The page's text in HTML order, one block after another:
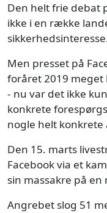
Den helt frie debat
ikke i en række
Men presset på
foråret 2019
- nu var det ikke
konkrete
nogle helt konkrete
Den 15. marts
Facebook via et
sin massakre på en
Angrebet slog 51